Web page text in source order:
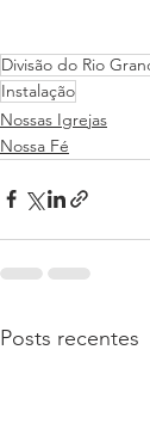
Divisão do Rio
Instalação
Nossas Igrejas
Nossa Fé
Posts recentes